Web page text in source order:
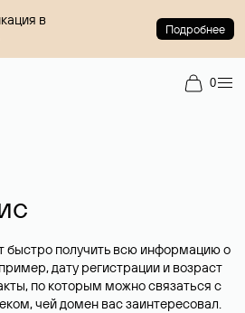
в
Подробнее
0
быстро получить всю информацию о
дату регистрации и возраст
по которым можно связаться с
чей домен вас заинтересовал.